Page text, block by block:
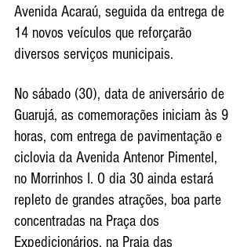
Avenida Acaraú, seguida da entrega de
14 novos veículos que reforçarão
diversos serviços municipais.
No sábado (30), data de aniversário de
Guarujá, as comemorações iniciam às 9
horas, com entrega de pavimentação e
ciclovia da Avenida Antenor Pimentel,
no Morrinhos I. O dia 30 ainda estará
repleto de grandes atrações, boa parte
concentradas na Praça dos
Expedicionários, na Praia das